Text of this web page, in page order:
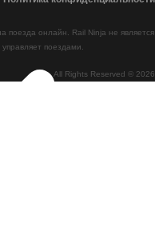
Брага
All Rights Reserved © 2026
поезда онлайн. Rail Ninja не является
поездами.